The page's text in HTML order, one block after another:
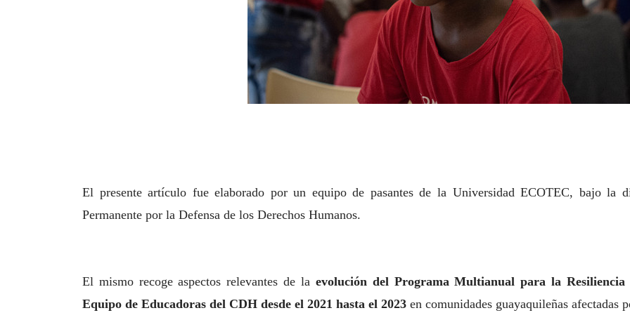
El presente artículo fue elaborado por un equipo de pasantes de la Universidad ECOTEC, bajo la
Permanente por la Defensa de los Derechos Humanos.
El mismo recoge aspectos relevantes de la evolución del Programa Multianual para la
Equipo de Educadoras del CDH desde el 2021 hasta el 2023 en comunidades guayaquileñas